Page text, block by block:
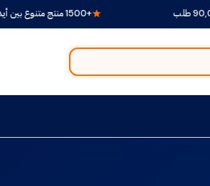
+1500 منتج متنوع بين أيديكم